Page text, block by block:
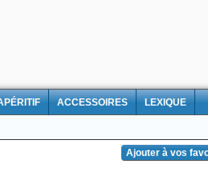
ACCESSOIRES LEXIQUE